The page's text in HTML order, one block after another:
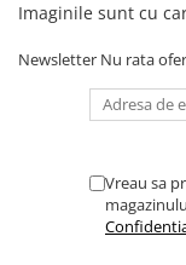
Piese Trotineta
Piese tricicluri
Piese Trotinete
Imaginile sunt cu
Newsletter Nu rata
Vreau sa